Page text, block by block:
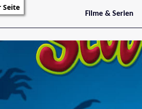
Seite
Filme & Serien
Trailer
Filmarchiv
Serienarchiv